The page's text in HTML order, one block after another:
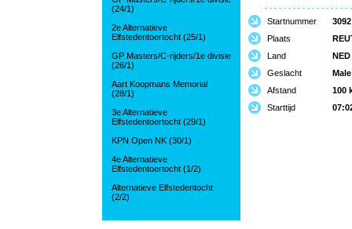
(24/1)
2e Alternatieve
Elfstedentoertocht (25/1)
GP Masters/C-rijders/1e divisie
(26/1)
Aart Koopmans Memorial
(28/1)
3e Alternatieve
Elfstedentoertocht (29/1)
KPN Open NK (30/1)
4e Alternatieve
Elfstedentoertocht (1/2)
Alternatieve Elfstedentocht
(2/2)
Startnummer
3092
Plaats
Land
NED
Geslacht
Male
Afstand
100
Starttijd